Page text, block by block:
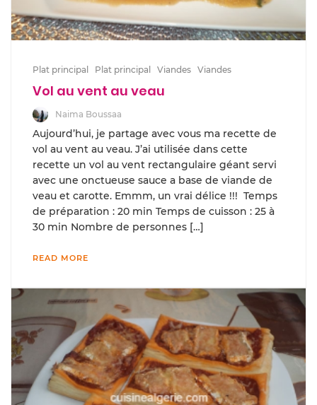
Plat principal Plat principal Viandes Viandes
Vol au vent au veau
Naima Boussaa
Aujourd’hui, je partage avec vous ma recette de
vol au vent au veau. J’ai utilisée dans cette
recette un vol au vent rectangulaire géant servi
avec une onctueuse sauce a base de viande de
veau et carotte. Emmm, un vrai délice !!! Temps
de préparation : 20 min Temps de cuisson : 25 à
30 min Nombre de personnes […]
READ MORE